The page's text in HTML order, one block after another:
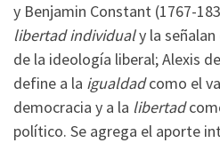
y Benjamin Constant (1767-
libertad individualy la señalan
de la ideología liberal; Alexis
define a la igualdadcomo el
democracia y a la libertad
político. Se agrega el aporte